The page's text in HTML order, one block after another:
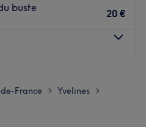
: Massage aux huiles
le salon
buste
20 €
09:00
16:00
France > Yvelines >